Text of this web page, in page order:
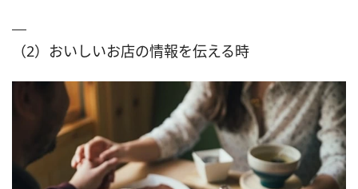
（2）おいしいお店の情報を伝える時